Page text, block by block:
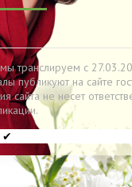
транслируем с
публикуют на сайте
сайта не несет
✔